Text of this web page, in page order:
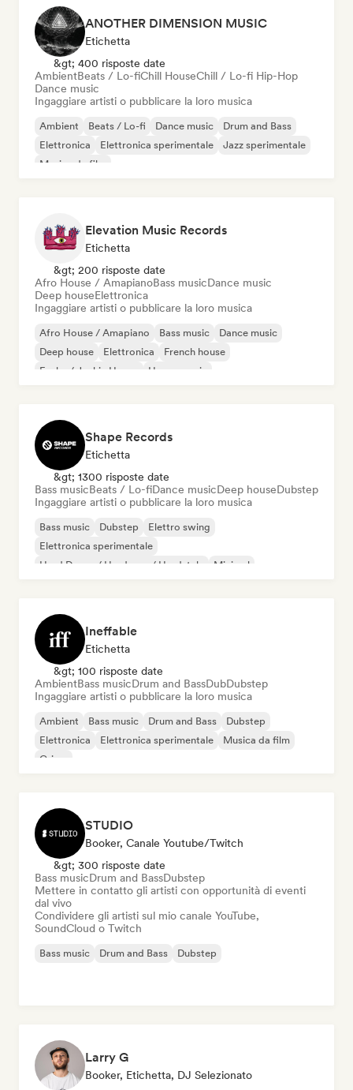
ANOTHER DIMENSION MUSIC
Etichetta
&gt; 400 risposte date
AmbientBeats / Lo-fiChill HouseChill / Lo-fi Hip-Hop
Dance music
Ingaggiare artisti o pubblicare la loro musica
Ambient Beats / Lo-fi Dance music
Drum and Bass
Elettronica
Elettronica sperimentale
Jazz sperimentale
Musica da film
Elevation Music Records
Etichetta
&gt; 200 risposte date
Afro House / AmapianoBass musicDance music
Deep houseElettronica
Ingaggiare artisti o pubblicare la loro musica
Afro House / Amapiano Bass music
Dance music
Deep house
Elettronica
French house
Funky / Jackin House
House music
Shape Records
Etichetta
&gt; 1300 risposte date
Bass musicBeats / Lo-fiDance musicDeep houseDubstep
Ingaggiare artisti o pubblicare la loro musica
Bass music Dubstep
Elettro swing
Elettronica sperimentale
Hard Dance / Hardcore / Hardstyle
Minimal
Ineffable
Etichetta
&gt; 100 risposte date
AmbientBass musicDrum and BassDubDubstep
Ingaggiare artisti o pubblicare la loro musica
Ambient Bass music Drum and Bass
Dubstep
Elettronica
Elettronica sperimentale
Musica da film
Grime
STUDIO
Booker, Canale Youtube/Twitch
&gt; 300 risposte date
Bass musicDrum and BassDubstep
Mettere in contatto gli artisti con opportunità di eventi
dal vivo
Condividere gli artisti sul mio canale YouTube,
SoundCloud o Twitch
Bass music Drum and Bass Dubstep
Larry G
Booker, Etichetta, DJ Selezionato